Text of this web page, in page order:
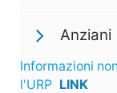
Anziani
Informazioni
l'URP LINK